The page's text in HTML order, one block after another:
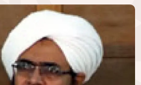
الصورة